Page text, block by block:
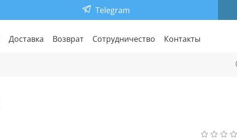
Telegram
Доставка Возврат Сотрудничество Контакты